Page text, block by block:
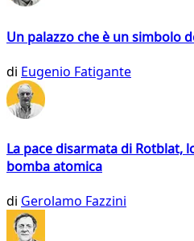
Un palazzo che è un simbolo
di Eugenio Fatigante
La pace disarmata di Rotblat,
bomba atomica
di Gerolamo Fazzini